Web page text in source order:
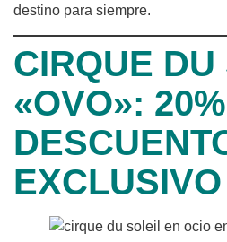
destino para siempre.
CIRQUE
«OVO»: 20%